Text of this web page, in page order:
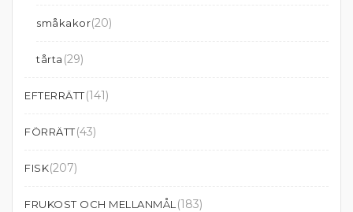
småkakor(20)
tårta (29)
EFTERRÄTT(141)
FÖRRÄTT(43)
FISK(207)
FRUKOST OCH MELLANMÅL (183)